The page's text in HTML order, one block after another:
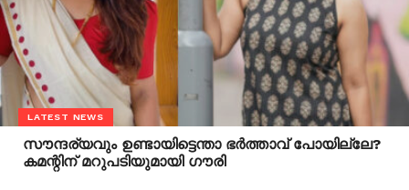
LATEST NEWS
സൗന്ദര്യവും ഉണ്ടായിട്ടെന്താ ഭര്‍ത്താവ് പോയില്ലേ?
കമന്റിന് മറുപടിയുമായി ഗൗരി